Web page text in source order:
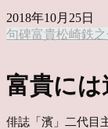
2018年10月25日
句碑富貴松崎鉄之
富貴には
俳誌「濱」二代目